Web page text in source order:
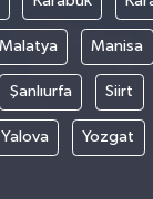
Malatya Manisa
Şanlıurfa Siirt
Yalova Yozgat